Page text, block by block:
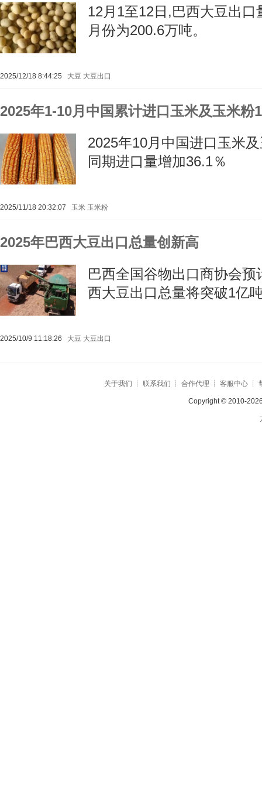
12月1至12日,巴西大豆出
月份为200.6万吨。
2025/12/18 8:44:25 大豆 大豆出口
2025年1-10月中国累计进口玉米及玉米粉
2025年10月中国进口玉米
同期进口量增加36.1％
2025/11/18 20:32:07 玉米 玉米粉
2025年巴西大豆出口总量创新高
巴西全国谷物出口商协会预
西大豆出口总量将突破1亿
2025/10/9 11:18:26 大豆 大豆出口
关于我们 ┊联系我们 ┊合作代理 ┊客服中心 ┊
Copyright © 2010-